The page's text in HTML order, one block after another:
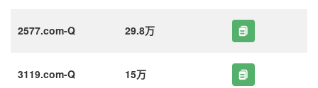
2577.com-Q 29.8万
3119.com-Q 15万